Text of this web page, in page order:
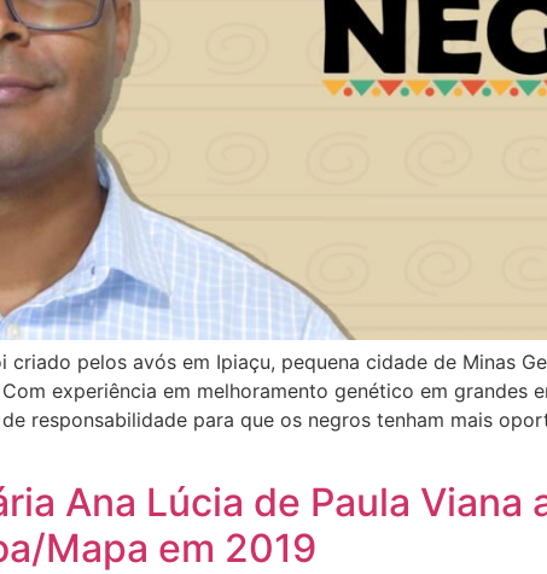
criado pelos avós em Ipiaçu, pequena cidade de Minas
experiência em melhoramento genético em grandes
responsabilidade para que os negros tenham mais
Ana Lúcia de Paula Viana
Mapa em 2019